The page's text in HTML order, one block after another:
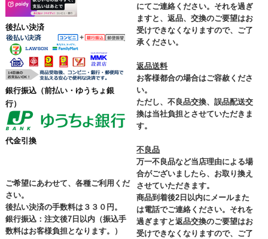
後払い決済
銀行振込（前払い・ゆうちょ銀
行）
代金引換
ご希望にあわせて、各種ご利用くだ
さい。
後払い決済の手数料は３３０円。
銀行振込：注文後7日以内（振込手
数料はお客様負担となります。）
にてご連絡ください。それを過ぎ
ますと、返品、交換のご要望はお
受けできなくなりますので、ご了
承ください。
返品送料
お客様都合の場合はご容赦くださ
い。
ただし、不良品交換、誤品配送交
換は当社負担とさせていただきま
す。
不良品
万一不良品など当店理由による場
合がございましたら、お取り換え
させていただきます。
商品到着後2日以内にメールまた
は電話でご連絡ください。それを
過ぎますと返品交換のご要望はお
受けできなくなりますので、ご了